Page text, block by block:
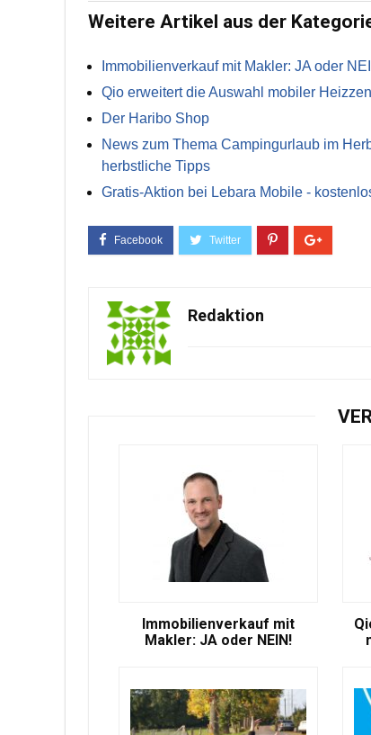
Weitere Artikel aus der
Immobilienverkauf mit Makler: JA oder
Qio erweitert die Auswahl mobiler
Der Haribo Shop
News zum Thema Campingurlaub im
herbstliche Tipps
Gratis-Aktion bei Lebara Mobile -
Redaktion
Immobilienverkauf mit
Makler: JA oder NEIN!